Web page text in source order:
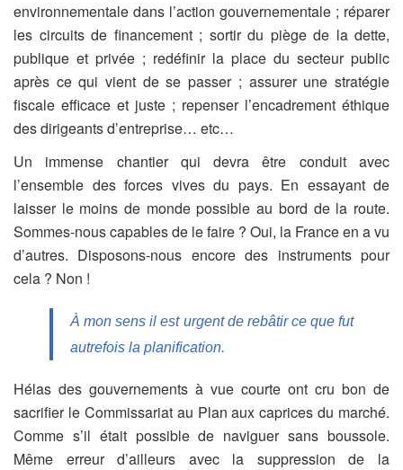
environnementale dans l’action gouvernementale ; réparer
les circuits de financement ; sortir du piège de la dette,
publique et privée ; redéfinir la place du secteur public
après ce qui vient de se passer ; assurer une stratégie
fiscale efficace et juste ; repenser l’encadrement éthique
des dirigeants d’entreprise… etc…
Un immense chantier qui devra être conduit avec
l’ensemble des forces vives du pays. En essayant de
laisser le moins de monde possible au bord de la route.
Sommes-nous capables de le faire ? Oui, la France en a vu
d’autres. Disposons-nous encore des instruments pour
cela ? Non !
À mon sens il est urgent de rebâtir ce que fut
autrefois la planification.
Hélas des gouvernements à vue courte ont cru bon de
sacrifier le Commissariat au Plan aux caprices du marché.
Comme s’il était possible de naviguer sans boussole.
Même erreur d’ailleurs avec la suppression de la